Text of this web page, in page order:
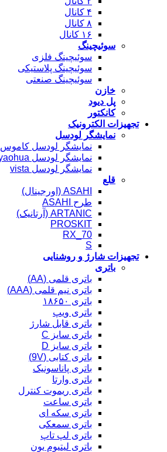
۴ کانال
۸ کانال
۱۶ کانال
سوئیچینگ
سوئیچینگ فلزی
سوئیچینگ پلاستیکی
سوئیچینگ صنعتی
خازن
پل دیود
کانکتور
تجهیزات الکترونیک
نمایشگر لودسل
نمایشگر لودسل کاموس
نمایشگر لودسل yaohua
نمایشگر لودسل vista
قلع
ASAHI (اورجینال)
طرح ASAHI
ARTANIC (آرتانیک)
PROSKIT
RX_70
S
تجهیزات شارژ و روشنایی
باتری
باتری قلمی (AA)
باتری نیم قلمی (AAA)
باتری ۱۸۶۵۰
باتری ویپ
باتری قابل شارژ
باتری سایز C
باتری سایز D
باتری کتابی (9V)
باتری پاناسونیک
باتری وارتا
باتری ریموت کنترل
باتری ساعت
باتری سکه ای
باتری سمعکی
باتری لپ تاپ
باتری لیتیوم یون